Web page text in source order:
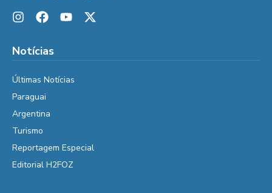
Notícias
Últimas Notícias
Paraguai
Argentina
Turismo
Reportagem Especial
Editorial H2FOZ